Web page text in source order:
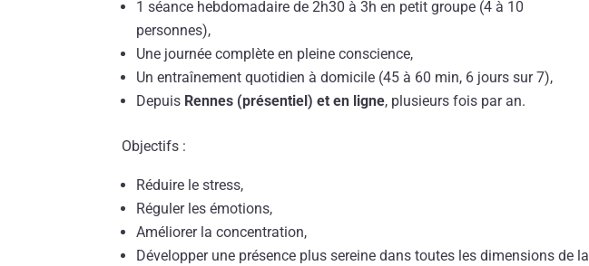
1 séance hebdomadaire de 2h30 à 3h en petit groupe (4 à 10
personnes),
Une journée complète en pleine conscience,
Un entraînement quotidien à domicile (45 à 60 min, 6 jours sur 7),
Depuis Rennes (présentiel) et en ligne, plusieurs fois par an.
Objectifs :
Réduire le stress,
Réguler les émotions,
Améliorer la concentration,
Développer une présence plus sereine dans toutes les dimensions de la